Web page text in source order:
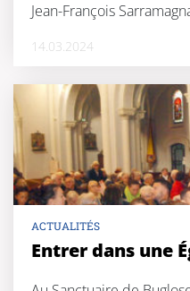
Jean-François
14.03.2024
ACTUALITÉS
Entrer dans une